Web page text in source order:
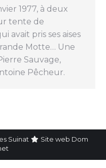
1977, à deux
tente de
avait pris ses aises
Motte… Une
Sauvage,
Pêcheur.
Suinat Site web Dom